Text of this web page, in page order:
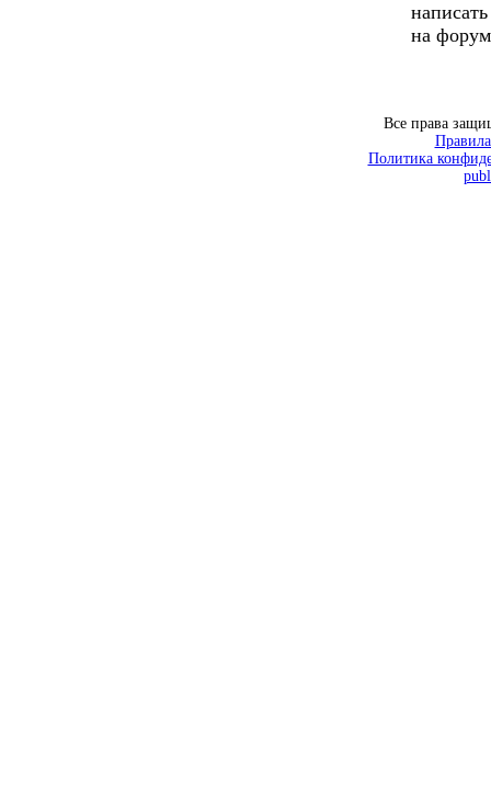
на
Все права
Политика